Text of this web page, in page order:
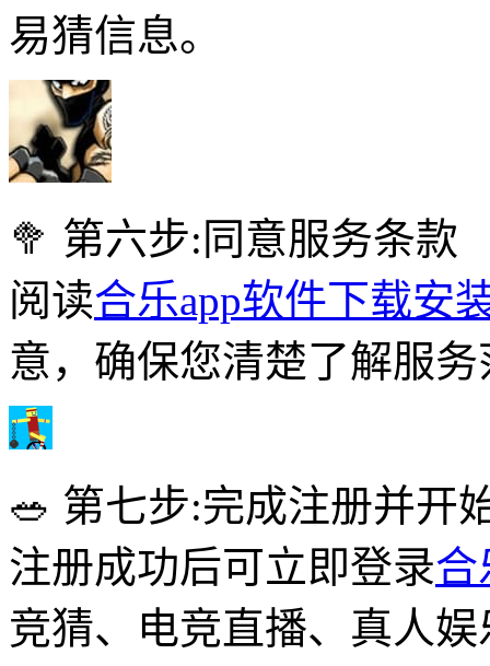
易猜信息。
🥦 第六步:同意服务条款
阅读合乐app软件下载安
意，确保您清楚了解服
🥗 第七步:完成注册并开
注册成功后可立即登录合
竞猜、电竞直播、真人